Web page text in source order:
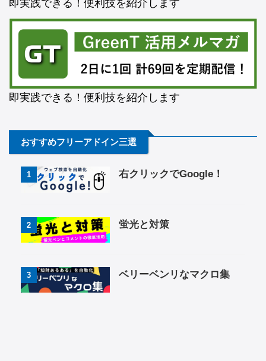
即実践できる！便利技を紹介します
即実践できる！便利技を紹介します
おすすめフリーアドイン三選
1 右クリックでGoogle！
2 蛍光と対策
3 ベリーベンリなマクロ集